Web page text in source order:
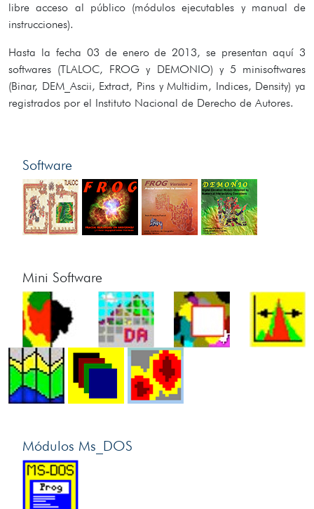
libre acceso al público (módulos ejecutables y manual de
instrucciones).
Hasta la fecha 03 de enero de 2013, se presentan aquí 3
softwares (TLALOC, FROG y DEMONIO) y 5 minisoftwares
(Binar, DEM_Ascii, Extract, Pins y Multidim, Indices, Density) ya
registrados por el Instituto Nacional de Derecho de Autores.
Software
Mini Software
Módulos Ms_DOS